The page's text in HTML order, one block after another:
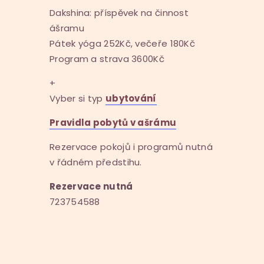
Dakshina: příspěvek na činnost
ášramu
Pátek yóga 252Kč, večeře 180Kč
Program a strava 3600Kč
+
Vyber si typ ubytování
Pravidla pobytů v ašrámu
Rezervace pokojů i programů nutná
v řádném předstihu.
Rezervace nutná
723754588